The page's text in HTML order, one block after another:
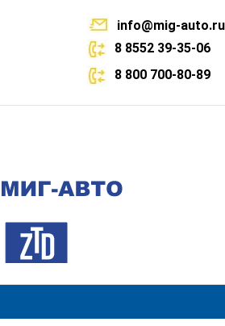
info@mig-auto.ru
8 8552 39-35-06
8 800 700-80-89